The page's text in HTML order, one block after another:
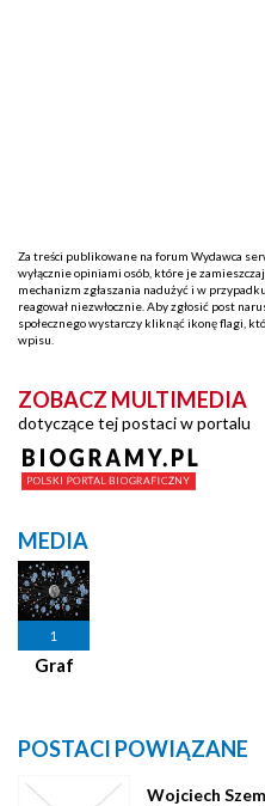
Za treści publikowane na forum Wydawca
wyłącznie opiniami osób, które je
mechanizm zgłaszania nadużyć i w
reagował niezwłocznie. Aby zgłosić post
społecznego wystarczy kliknąć ikonę flagi,
wpisu.
ZOBACZ MULTIMEDIA
dotyczące tej postaci w portalu
MEDIA
1
Graf
POSTACI POWIĄZANE
Wojciech